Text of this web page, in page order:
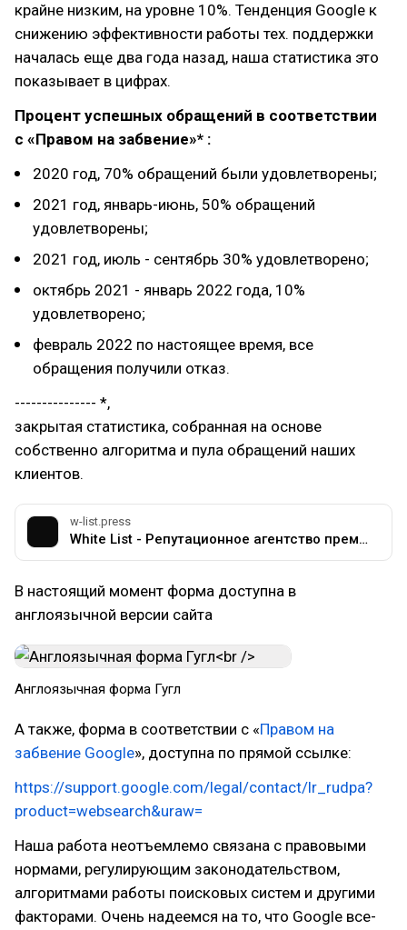
крайне низким, на уровне 10%. Тенденция Google к
снижению эффективности работы тех. поддержки
началась еще два года назад, наша статистика это
показывает в цифрах.
Процент успешных обращений в соответствии
с «Правом на забвение»* :
2020 год, 70% обращений были удовлетворены;
2021 год, январь-июнь, 50% обращений
удовлетворены;
2021 год, июль - сентябрь 30% удовлетворено;
октябрь 2021 - январь 2022 года, 10%
удовлетворено;
февраль 2022 по настоящее время, все
обращения получили отказ.
--------------- *,
закрытая статистика, собранная на основе
собственно алгоритма и пула обращений наших
клиентов.
w-list.press
White List - Репутационное агентство премиум класса
В настоящий момент форма доступна в
англоязычной версии сайта
Англоязычная форма Гугл
А также, форма в соответствии с «Правом на
забвение Google», доступна по прямой ссылке:
https://support.google.com/legal/contact/lr_rudpa?
product=websearch&uraw=
Наша работа неотъемлемо связана с правовыми
нормами, регулирующим законодательством,
алгоритмами работы поисковых систем и другими
факторами. Очень надеемся на то, что Google все-